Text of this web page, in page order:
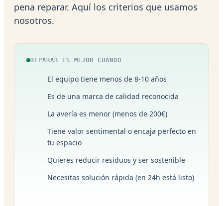
pena reparar. Aquí los criterios que usamos
nosotros.
REPARAR ES MEJOR CUANDO
El equipo tiene menos de 8-10 años
Es de una marca de calidad reconocida
La avería es menor (menos de 200€)
Tiene valor sentimental o encaja perfecto en
tu espacio
Quieres reducir residuos y ser sostenible
Necesitas solución rápida (en 24h está listo)